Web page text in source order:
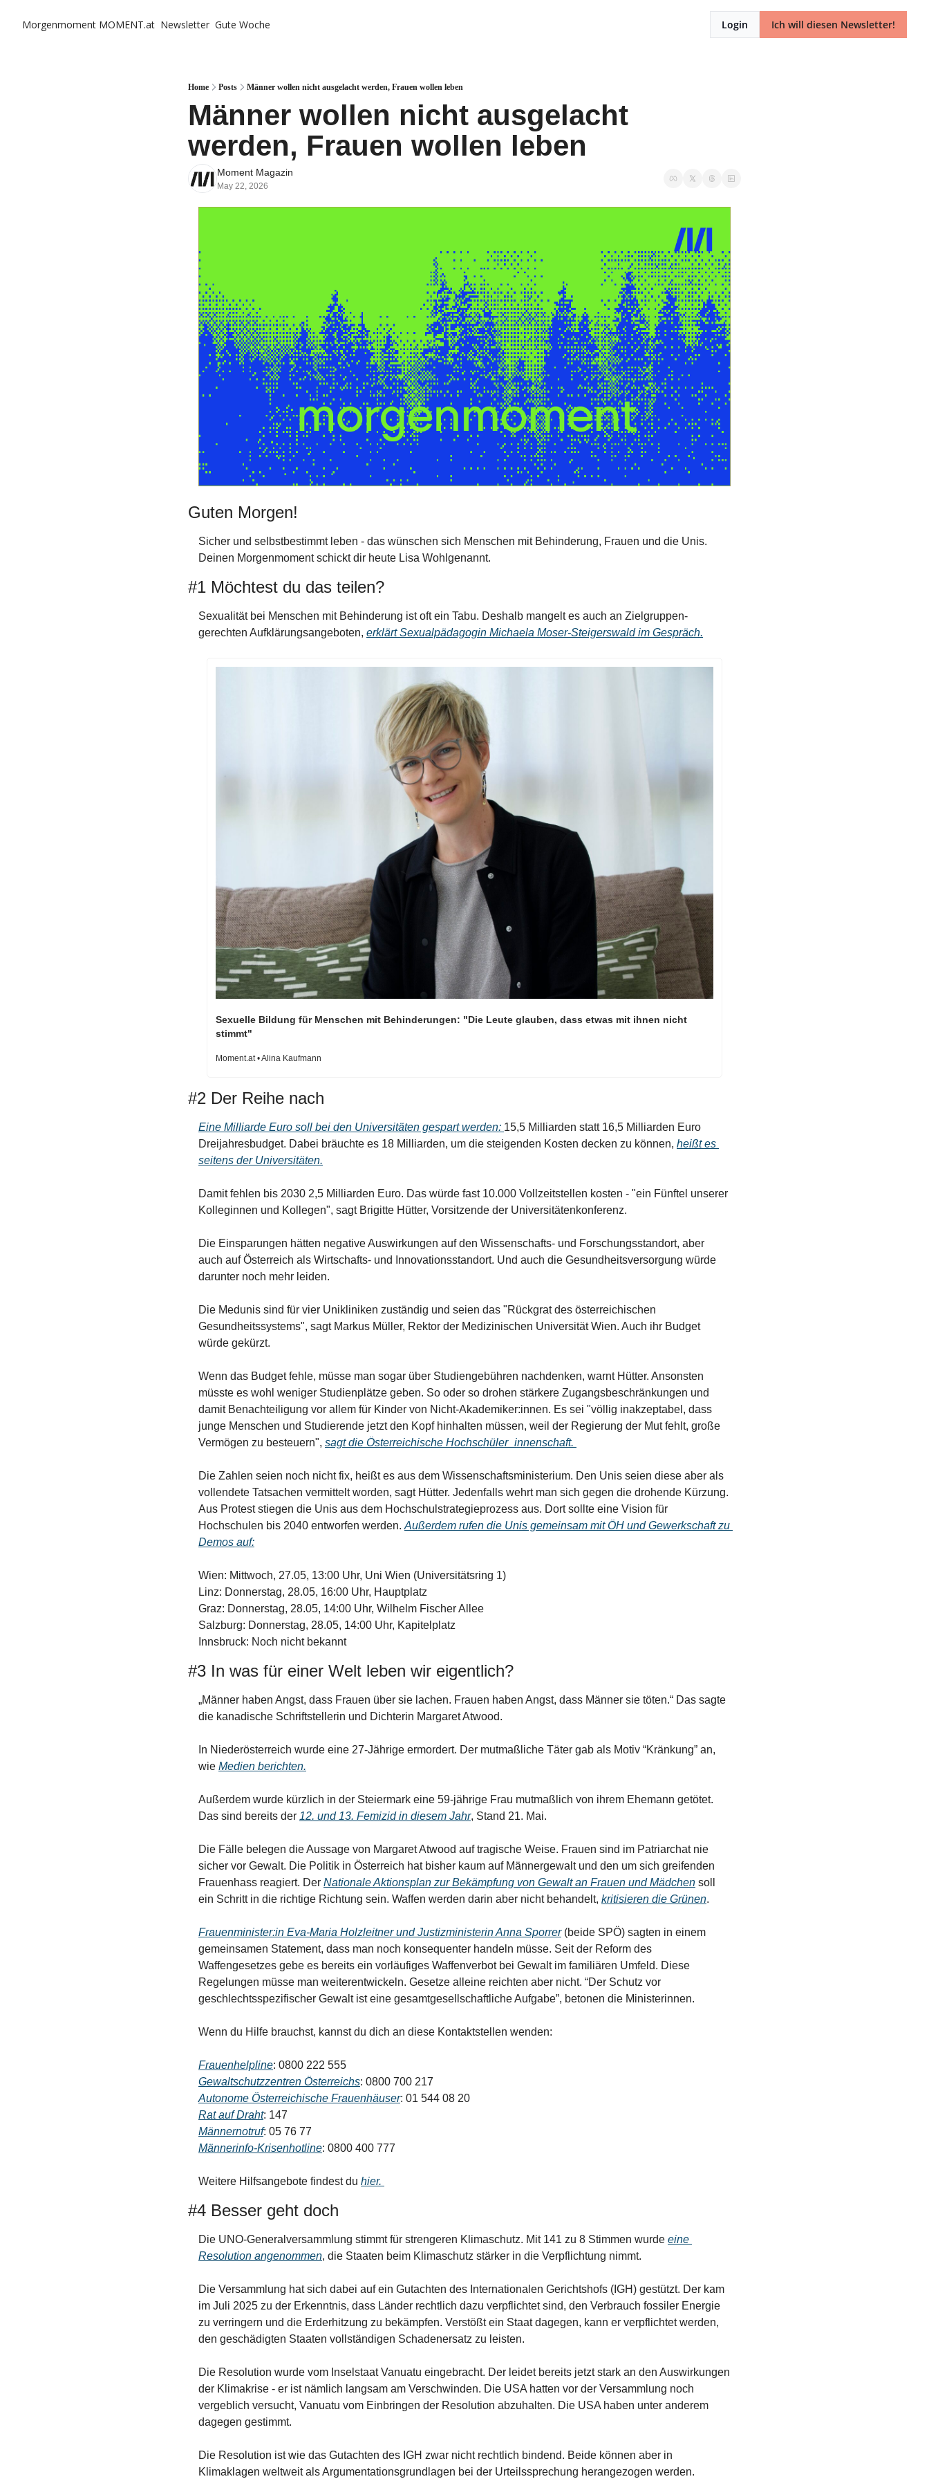
Morgenmoment MOMENT.at Newsletter Gute Woche Login Ich will diesen Newsletter!
Home Posts Männer wollen nicht ausgelacht werden, Frauen wollen leben
Männer wollen nicht ausgelacht
werden, Frauen wollen leben
Moment Magazin
May 22, 2026
Guten Morgen!
Sicher und selbstbestimmt leben - das wünschen sich Menschen mit Behinderung, Frauen und die Unis.
Deinen Morgenmoment schickt dir heute Lisa Wohlgenannt.
#1 Möchtest du das teilen?
Sexualität bei Menschen mit Behinderung ist oft ein Tabu. Deshalb mangelt es auch an Zielgruppen-
gerechten Aufklärungsangeboten, erklärt Sexualpädagogin Michaela Moser-Steigerswald im Gespräch.
Sexuelle Bildung für Menschen mit Behinderungen: "Die Leute glauben, dass etwas mit ihnen nicht
stimmt"
Moment.at • Alina Kaufmann
#2 Der Reihe nach
Eine Milliarde Euro soll bei den Universitäten gespart werden: 15,5 Milliarden statt 16,5 Milliarden Euro
Dreijahresbudget. Dabei bräuchte es 18 Milliarden, um die steigenden Kosten decken zu können, heißt es
seitens der Universitäten.
Damit fehlen bis 2030 2,5 Milliarden Euro. Das würde fast 10.000 Vollzeitstellen kosten - "ein Fünftel unserer
Kolleginnen und Kollegen", sagt Brigitte Hütter, Vorsitzende der Universitätenkonferenz.
Die Einsparungen hätten negative Auswirkungen auf den Wissenschafts- und Forschungsstandort, aber
auch auf Österreich als Wirtschafts- und Innovationsstandort. Und auch die Gesundheitsversorgung würde
darunter noch mehr leiden.
Die Medunis sind für vier Unikliniken zuständig und seien das "Rückgrat des österreichischen
Gesundheitssystems", sagt Markus Müller, Rektor der Medizinischen Universität Wien. Auch ihr Budget
würde gekürzt.
Wenn das Budget fehle, müsse man sogar über Studiengebühren nachdenken, warnt Hütter. Ansonsten
müsste es wohl weniger Studienplätze geben. So oder so drohen stärkere Zugangsbeschränkungen und
damit Benachteiligung vor allem für Kinder von Nicht-Akademiker:innen. Es sei "völlig inakzeptabel, dass
junge Menschen und Studierende jetzt den Kopf hinhalten müssen, weil der Regierung der Mut fehlt, große
Vermögen zu besteuern", sagt die Österreichische Hochschüler_innenschaft.
Die Zahlen seien noch nicht fix, heißt es aus dem Wissenschaftsministerium. Den Unis seien diese aber als
vollendete Tatsachen vermittelt worden, sagt Hütter. Jedenfalls wehrt man sich gegen die drohende Kürzung.
Aus Protest stiegen die Unis aus dem Hochschulstrategieprozess aus. Dort sollte eine Vision für
Hochschulen bis 2040 entworfen werden. Außerdem rufen die Unis gemeinsam mit ÖH und Gewerkschaft zu
Demos auf:
Wien: Mittwoch, 27.05, 13:00 Uhr, Uni Wien (Universitätsring 1)
Linz: Donnerstag, 28.05, 16:00 Uhr, Hauptplatz
Graz: Donnerstag, 28.05, 14:00 Uhr, Wilhelm Fischer Allee
Salzburg: Donnerstag, 28.05, 14:00 Uhr, Kapitelplatz
Innsbruck: Noch nicht bekannt
#3 In was für einer Welt leben wir eigentlich?
„Männer haben Angst, dass Frauen über sie lachen. Frauen haben Angst, dass Männer sie töten.“ Das sagte
die kanadische Schriftstellerin und Dichterin Margaret Atwood.
In Niederösterreich wurde eine 27-Jährige ermordert. Der mutmaßliche Täter gab als Motiv “Kränkung” an,
wie Medien berichten.
Außerdem wurde kürzlich in der Steiermark eine 59-jährige Frau mutmaßlich von ihrem Ehemann getötet.
Das sind bereits der 12. und 13. Femizid in diesem Jahr, Stand 21. Mai.
Die Fälle belegen die Aussage von Margaret Atwood auf tragische Weise. Frauen sind im Patriarchat nie
sicher vor Gewalt. Die Politik in Österreich hat bisher kaum auf Männergewalt und den um sich greifenden
Frauenhass reagiert. Der Nationale Aktionsplan zur Bekämpfung von Gewalt an Frauen und Mädchen soll
ein Schritt in die richtige Richtung sein. Waffen werden darin aber nicht behandelt, kritisieren die Grünen.
Frauenminister:in Eva-Maria Holzleitner und Justizministerin Anna Sporrer (beide SPÖ) sagten in einem
gemeinsamen Statement, dass man noch konsequenter handeln müsse. Seit der Reform des
Waffengesetzes gebe es bereits ein vorläufiges Waffenverbot bei Gewalt im familiären Umfeld. Diese
Regelungen müsse man weiterentwickeln. Gesetze alleine reichten aber nicht. “Der Schutz vor
geschlechtsspezifischer Gewalt ist eine gesamtgesellschaftliche Aufgabe”, betonen die Ministerinnen.
Wenn du Hilfe brauchst, kannst du dich an diese Kontaktstellen wenden:
Frauenhelpline: 0800 222 555
Gewaltschutzzentren Österreichs: 0800 700 217
Autonome Österreichische Frauenhäuser: 01 544 08 20
Rat auf Draht: 147
Männernotruf: 05 76 77
Männerinfo-Krisenhotline: 0800 400 777
Weitere Hilfsangebote findest du hier.
#4 Besser geht doch
Die UNO-Generalversammlung stimmt für strengeren Klimaschutz. Mit 141 zu 8 Stimmen wurde eine
Resolution angenommen, die Staaten beim Klimaschutz stärker in die Verpflichtung nimmt.
Die Versammlung hat sich dabei auf ein Gutachten des Internationalen Gerichtshofs (IGH) gestützt. Der kam
im Juli 2025 zu der Erkenntnis, dass Länder rechtlich dazu verpflichtet sind, den Verbrauch fossiler Energie
zu verringern und die Erderhitzung zu bekämpfen. Verstößt ein Staat dagegen, kann er verpflichtet werden,
den geschädigten Staaten vollständigen Schadenersatz zu leisten.
Die Resolution wurde vom Inselstaat Vanuatu eingebracht. Der leidet bereits jetzt stark an den Auswirkungen
der Klimakrise - er ist nämlich langsam am Verschwinden. Die USA hatten vor der Versammlung noch
vergeblich versucht, Vanuatu vom Einbringen der Resolution abzuhalten. Die USA haben unter anderem
dagegen gestimmt.
Die Resolution ist wie das Gutachten des IGH zwar nicht rechtlich bindend. Beide können aber in
Klimaklagen weltweit als Argumentationsgrundlagen bei der Urteilssprechung herangezogen werden.